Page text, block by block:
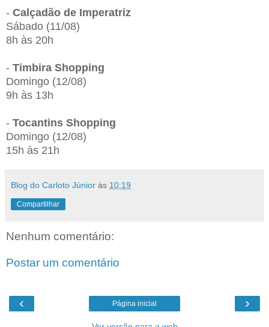
- Calçadão de Imperatriz
Sábado (11/08)
8h às 20h
- Timbira Shopping
Domingo (12/08)
9h às 13h
- Tocantins Shopping
Domingo (12/08)
15h às 21h
Blog do Carloto Júnior às 10:19
Compartilhar
Nenhum comentário:
Postar um comentário
‹ ›
Página inicial